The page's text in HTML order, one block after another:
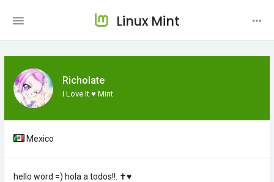
Linux Mint
Richolate
I Love It ♥ Mint
Mexico
hello word =) hola a todos!!. ✝♥